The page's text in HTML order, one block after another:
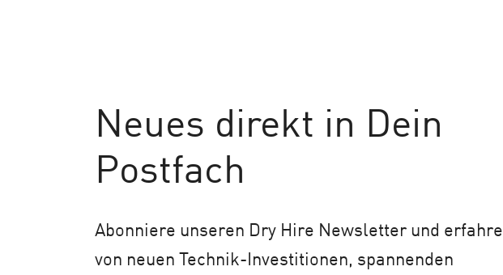
Neues direkt in Dein
Postfach
Abonniere unseren Dry Hire Newsletter und erfahre
von neuen Technik-Investitionen, spannenden